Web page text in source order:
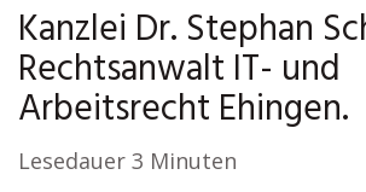
Kanzlei Dr. Stephan
Rechtsanwalt IT- und
Arbeitsrecht Ehingen.
Lesedauer 3 Minuten